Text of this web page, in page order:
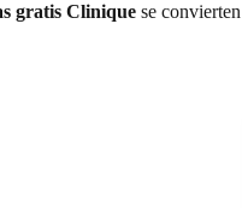
gratis Clinique se